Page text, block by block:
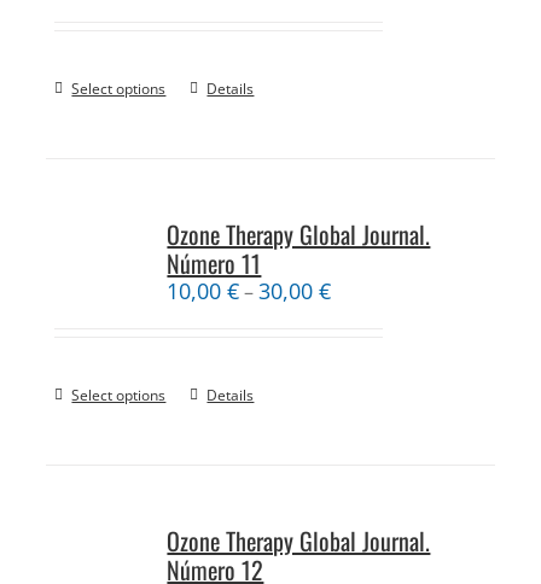
Select options Details
Ozone Therapy Global Journal.
Número 11
10,00€–30,00€
Select options Details
Ozone Therapy Global Journal.
Número 12